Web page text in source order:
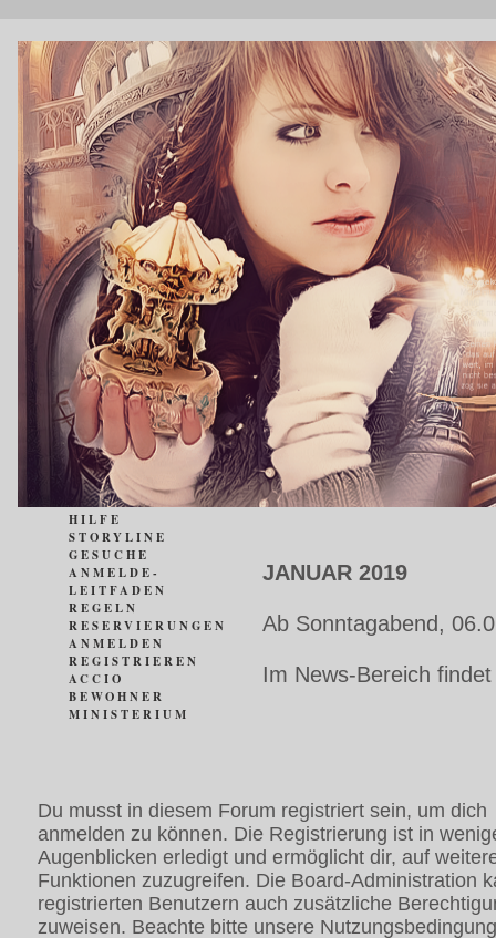
HILFE
STORYLINE
GESUCHE
ANMELDE-
LEITFADEN
REGELN
RESERVIERUNGEN
ANMELDEN
REGISTRIEREN
ACCIO
BEWOHNER
MINISTERIUM
JANUAR 2019
Ab Sonntagabend,
Im News-Bereich
Du musst in diesem Forum registriert sein, um dich
anmelden zu können. Die Registrierung ist in
Augenblicken erledigt und ermöglicht dir, auf
Funktionen zuzugreifen. Die Board-Administration
registrierten Benutzern auch zusätzliche
zuweisen. Beachte bitte unsere